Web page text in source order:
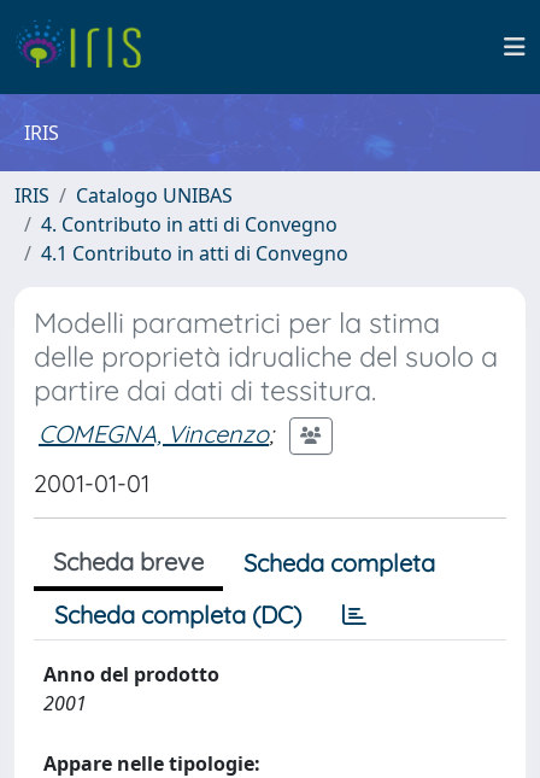
IRIS
IRIS
Catalogo UNIBAS
4. Contributo in atti di Convegno
4.1 Contributo in atti di Convegno
Modelli parametrici per la stima
delle proprietà idrualiche del suolo a
partire dai dati di tessitura.
COMEGNA, Vincenzo;
2001-01-01
Scheda breve
Scheda completa
Scheda completa (DC)
Anno del prodotto
2001
Appare nelle tipologie: